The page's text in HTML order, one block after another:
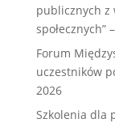
publicznych z
społecznych”
Forum
uczestników
2026
Szkolenia dla